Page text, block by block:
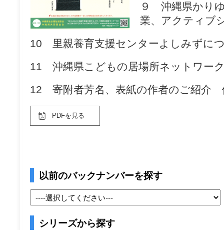
９ 沖縄県かり
業、アクティブ
10 里親養育支援センターよしみずに
11 沖縄県こどもの居場所ネットワー
12 寄附者芳名、表紙の作者のご紹介
PDFを見る
以前のバックナンバーを探す
シリーズから探す